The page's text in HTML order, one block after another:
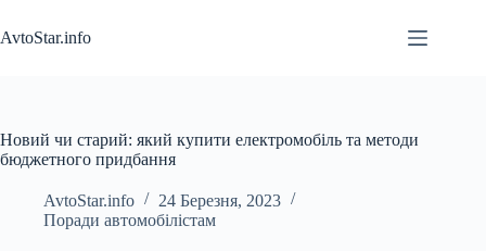
до
вмісту
AvtoStar.info
Новий чи старий: який купити електромобіль та методи
бюджетного придбання
AvtoStar.info
24 Березня, 2023
Поради автомобілістам